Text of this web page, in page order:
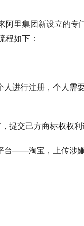
阿里集团新设立的专
如下：
人进行注册，个人需
提交己方商标权权利
台——淘宝，上传涉